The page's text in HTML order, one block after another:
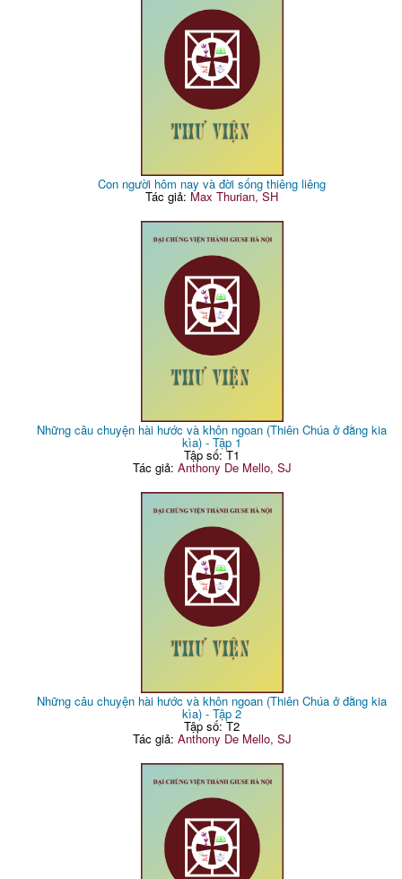
Con người hôm nay và đời sống thiêng liêng
Tác giả: Max Thurian, SH
Những câu chuyện hài hước và khôn ngoan (Thiên Chúa ở đằng kia
kìa) - Tập 1
Tập số: T1
Tác giả: Anthony De Mello, SJ
Những câu chuyện hài hước và khôn ngoan (Thiên Chúa ở đằng kia
kìa) - Tập 2
Tập số: T2
Tác giả: Anthony De Mello, SJ